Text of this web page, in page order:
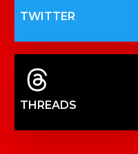
TWITTER
THREADS